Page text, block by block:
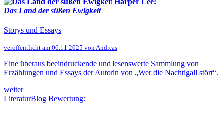
Harper Lee:
Das Land der süßen Ewigkeit
Storys und Essays
veröffentlicht am 06.11.2025 von Andreas
Eine überaus beeindruckende und lesenswerte Sammlung von
Erzählungen und Essays der Autorin von „Wer die Nachtigall stört“.
weiter
LiteraturBlog Bewertung: